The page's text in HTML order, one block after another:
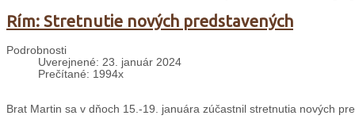
Rím: Stretnutie nových predstavených
Podrobnosti
Uverejnené: 23. január 2024
Prečítané: 1994x
Brat Martin sa v dňoch 15.-19. januára zúčastnil stretnutia nových